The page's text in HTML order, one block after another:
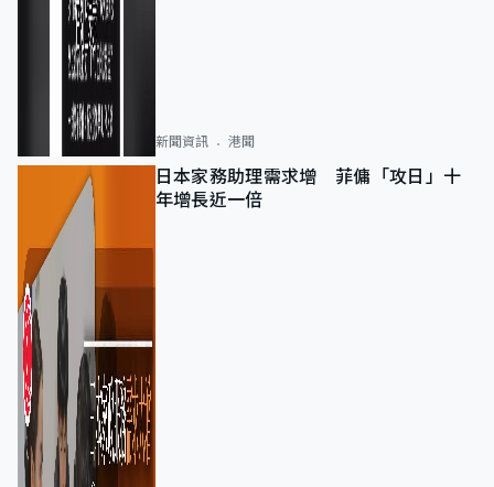
新聞資訊 港聞
日本家務助理需求增 菲傭「攻日」十
年增長近一倍